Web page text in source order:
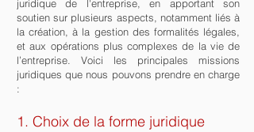
juridique de l'entreprise, en apportant son
soutien sur plusieurs aspects, notamment liés à
la création, à la gestion des formalités légales,
et aux opérations plus complexes de la vie de
l’entreprise. Voici les principales missions
juridiques que nous pouvons prendre en charge
:
1. Choix de la forme juridique